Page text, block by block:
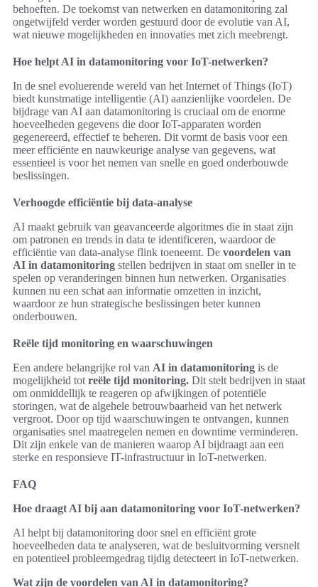
behoeften. De toekomst van netwerken en datamonitoring zal
ongetwijfeld verder worden gestuurd door de evolutie van AI,
wat nieuwe mogelijkheden en innovaties met zich meebrengt.
Hoe helpt AI in datamonitoring voor IoT-netwerken?
In de snel evoluerende wereld van het Internet of Things (IoT)
biedt kunstmatige intelligentie (AI) aanzienlijke voordelen. De
bijdrage van AI aan datamonitoring is cruciaal om de enorme
hoeveelheden gegevens die door IoT-apparaten worden
gegenereerd, effectief te beheren. Dit vormt de basis voor een
meer efficiënte en nauwkeurige analyse van gegevens, wat
essentieel is voor het nemen van snelle en goed onderbouwde
beslissingen.
Verhoogde efficiëntie bij data-analyse
AI maakt gebruik van geavanceerde algoritmes die in staat zijn
om patronen en trends in data te identificeren, waardoor de
efficiëntie van data-analyse flink toeneemt. De voordelen van
AI in datamonitoring stellen bedrijven in staat om sneller in te
spelen op veranderingen binnen hun netwerken. Organisaties
kunnen nu een schat aan informatie omzetten in inzicht,
waardoor ze hun strategische beslissingen beter kunnen
onderbouwen.
Reële tijd monitoring en waarschuwingen
Een andere belangrijke rol van AI in datamonitoring is de
mogelijkheid tot reële tijd monitoring. Dit stelt bedrijven in staat
om onmiddellijk te reageren op afwijkingen of potentiële
storingen, wat de algehele betrouwbaarheid van het netwerk
vergroot. Door op tijd waarschuwingen te ontvangen, kunnen
organisaties snel maatregelen nemen en downtime verminderen.
Dit zijn enkele van de manieren waarop AI bijdraagt aan een
sterke en responsieve IT-infrastructuur in IoT-netwerken.
FAQ
Hoe draagt AI bij aan datamonitoring voor IoT-netwerken?
AI helpt bij datamonitoring door snel en efficiënt grote
hoeveelheden data te analyseren, wat de besluitvorming versnelt
en potentieel probleemgedrag tijdig detecteert in IoT-netwerken.
Wat zijn de voordelen van AI in datamonitoring?